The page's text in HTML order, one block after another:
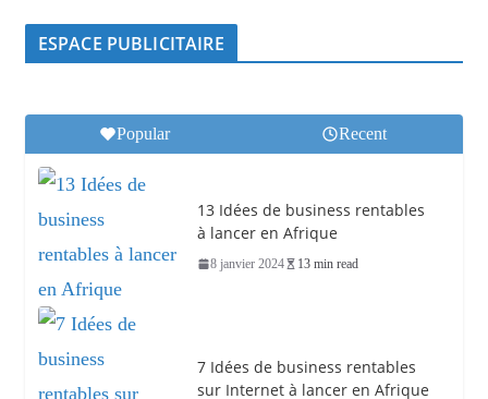
ESPACE PUBLICITAIRE
Popular Recent
13 Idées de business rentables
à lancer en Afrique
8 janvier 2024 13 min read
7 Idées de business rentables
sur Internet à lancer en Afrique